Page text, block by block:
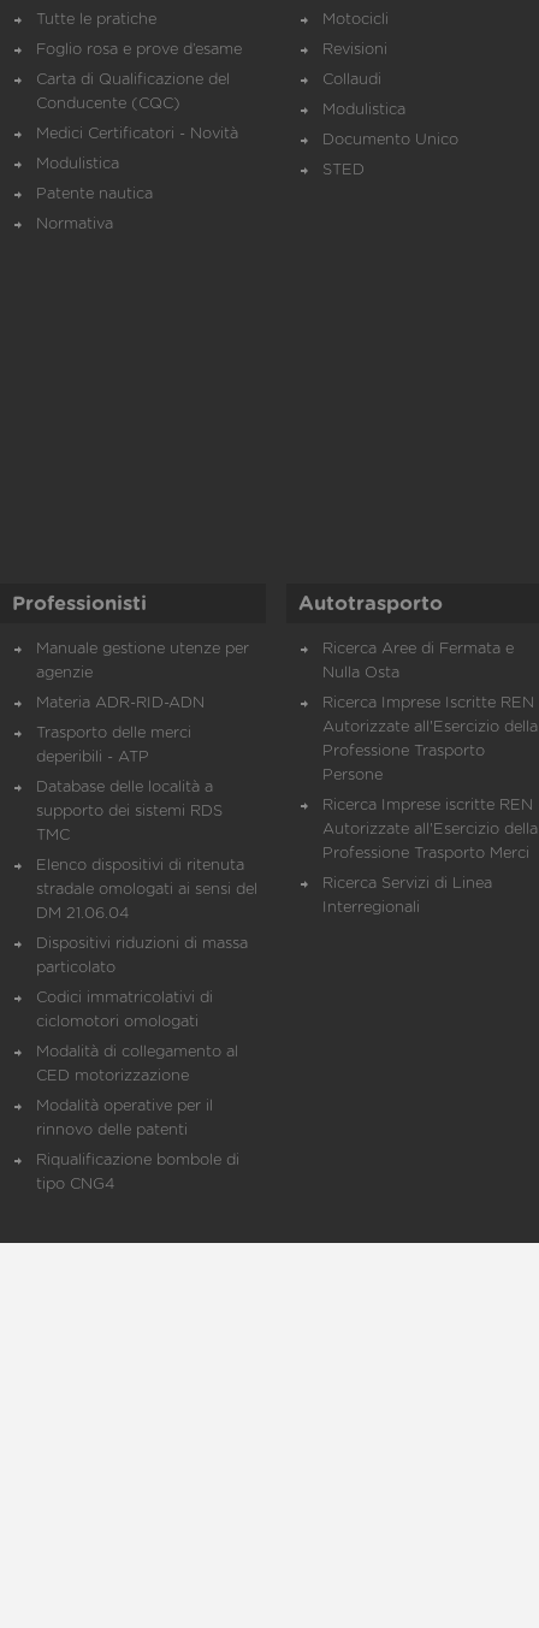
Tutte le pratiche
Foglio rosa e prove d’esame
Carta di Qualificazione del
Conducente (CQC)
Medici Certificatori - Novità
Modulistica
Patente nautica
Normativa
Motocicli
Revisioni
Collaudi
Modulistica
Documento Unico
STED
Professionisti
Manuale gestione utenze per
agenzie
Materia ADR-RID-ADN
Trasporto delle merci
deperibili - ATP
Database delle località a
supporto dei sistemi RDS
TMC
Elenco dispositivi di ritenuta
stradale omologati ai sensi del
DM 21.06.04
Dispositivi riduzioni di massa
particolato
Codici immatricolativi di
ciclomotori omologati
Modalità di collegamento al
CED motorizzazione
Modalità operative per il
rinnovo delle patenti
Riqualificazione bombole di
tipo CNG4
Autotrasporto
Ricerca Aree di Fermata e
Nulla Osta
Ricerca Imprese Iscritte REN
Autorizzate all'Esercizio della
Professione Trasporto
Persone
Ricerca Imprese iscritte REN
Autorizzate all'Esercizio della
Professione Trasporto Merci
Ricerca Servizi di Linea
Interregionali